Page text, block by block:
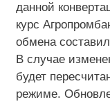
данной
курс
обмена
В случае
будет
режиме.